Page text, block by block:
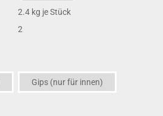
2.4 kg je Stück
2
Gips (nur für innen)